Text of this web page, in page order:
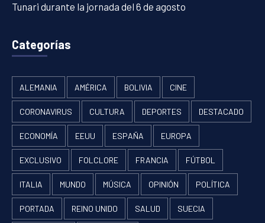
Tunari durante la jornada del 6 de agosto
Categorías
ALEMANIA AMÉRICA BOLIVIA CINE
CORONAVIRUS CULTURA DEPORTES DESTACADO
ECONOMÍA EEUU ESPAÑA EUROPA
EXCLUSIVO FOLCLORE FRANCIA FÚTBOL
ITALIA MUNDO MÚSICA OPINIÓN POLÍTICA
PORTADA REINO UNIDO SALUD SUECIA